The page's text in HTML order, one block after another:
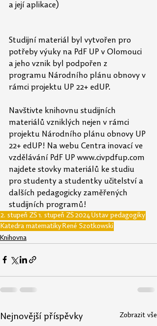
a její aplikace)
Studijní materiál byl vytvořen pro
potřeby výuky na PdF UP v Olomouci
a jeho vznik byl podpořen z
programu Národního plánu obnovy v
rámci projektu UP 22+ edUP.
Navštivte knihovnu studijních
materiálů vzniklých nejen v rámci
projektu Národního plánu obnovy UP
22+ edUP! Na webu Centra inovací ve
vzdělávání PdF UP www.civpdfup.com
najdete stovky materiálů ke studiu
pro studenty a studentky učitelství a
dalších pedagogicky zaměřených
studijních programů!
2. stupeň ZŠ 1. stupeň ZŠ 2024Ústav pedagogiky
Katedra matematiky René Szotkowski
Knihovna
Nejnovější příspěvky Zobrazit vše